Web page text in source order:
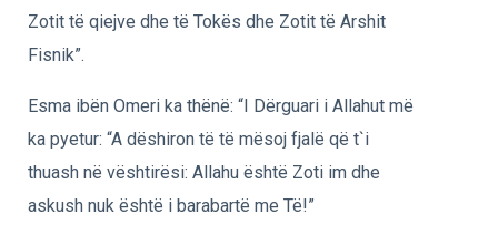
Zotit të qiejve dhe të Tokës dhe Zotit të Arshit
Fisnik”.
Esma ibën Omeri ka thënë: “I Dërguari i Allahut më
ka pyetur: “A dëshiron të të mësoj fjalë që t`i
thuash në vështirësi: Allahu është Zoti im dhe
askush nuk është i barabartë me Të!”